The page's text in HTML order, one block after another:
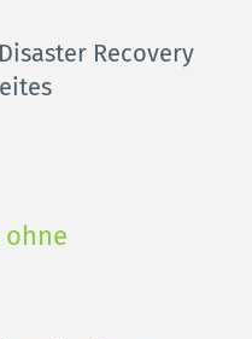
Recovery
ohne